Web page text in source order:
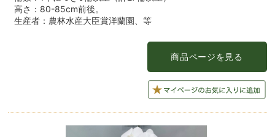
高さ：80-85cm前後。
生産者：農林水産大臣賞洋蘭園、等